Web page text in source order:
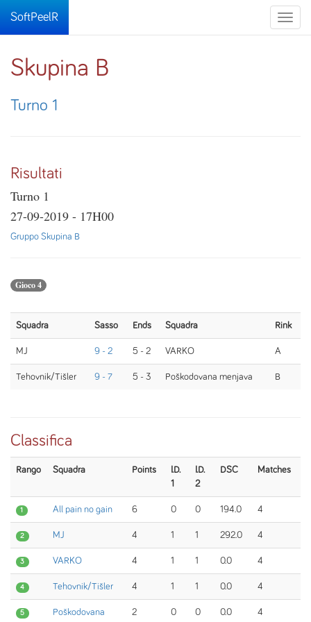
Toggle
SoftPeelR
Skupina B
Turno 1
Risultati
Turno 1
27-09-2019 - 17H00
Gruppo Skupina B
Gioco 4
Squadra Sasso Ends Squadra Rink
MJ 9 - 2 5 - 2 VARKO A
Tehovnik/Tišler 9 - 7 5 - 3 Poškodovana menjava B
Classifica
Rango Squadra Points
I.D.
1
I.D.
2
DSC Matches
1 All pain no gain 6 0 0 194.0 4
2 MJ 4 1 1 292.0 4
3 VARKO 4 1 1 0.0 4
4 Tehovnik/Tišler 4 1 1 0.0 4
5
Poškodovana
2 0 0 0.0 4